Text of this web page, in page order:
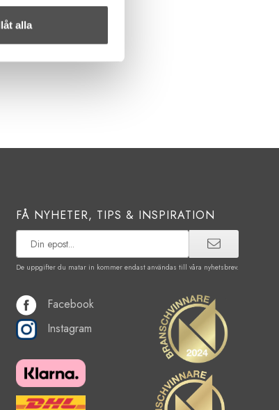
alla
FÅ NYHETER, TIPS & INSPIRATION
De uppgifter du matar in kommer endast användas till våra nyhetsbrev.
Facebook
Instagram